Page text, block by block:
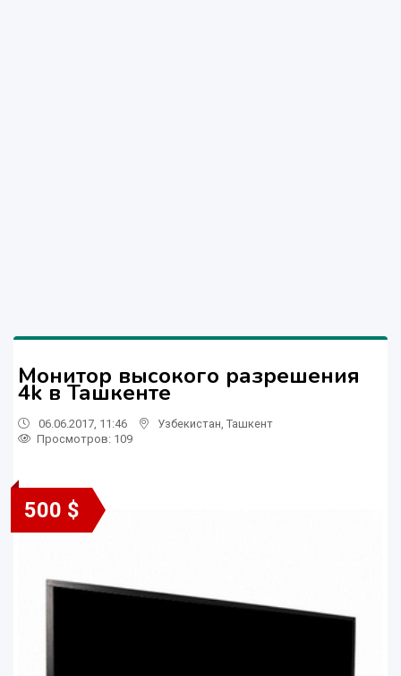
Монитор высокого разрешения
4k в Ташкенте
06.06.2017, 11:46 Узбекистан Ташкент
Просмотров: 109
500 $